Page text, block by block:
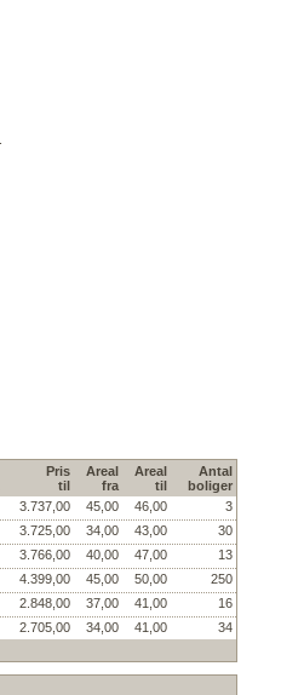
Pris
til
Areal
fra
Areal
til
Antal
boliger
3.737,00 45,00 46,00
3
3.725,00 34,00 43,00
30
3.766,00 40,00 47,00
13
4.399,00 45,00 50,00
250
2.848,00 37,00 41,00
16
2.705,00 34,00 41,00 34